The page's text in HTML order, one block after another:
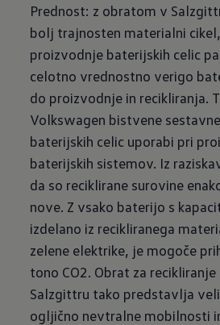
Prednost: z obratom v
bolj trajnosten materialni
proizvodnje baterijskih celic
celotno vrednostno verigo
do proizvodnje in recikliranja.
Volkswagen bistvene
baterijskih celic uporabi pri
baterijskih sistemov. Iz
da so reciklirane surovine
nove. Z vsako baterijo s
izdelano iz recikliranega
zelene elektrike, je mogoče
tono CO2. Obrat za
Salzgittru tako predstavlja
ogljično nevtralne mobilnosti